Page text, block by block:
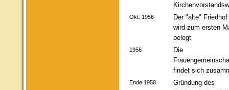
Okt. 1956
Der "alte" Friedhof
wird zum ersten
belegt
1956
Die
findet sich
Ende 1958
Gründung des